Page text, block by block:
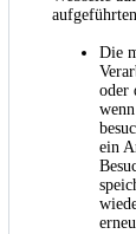
Die
oder
ein